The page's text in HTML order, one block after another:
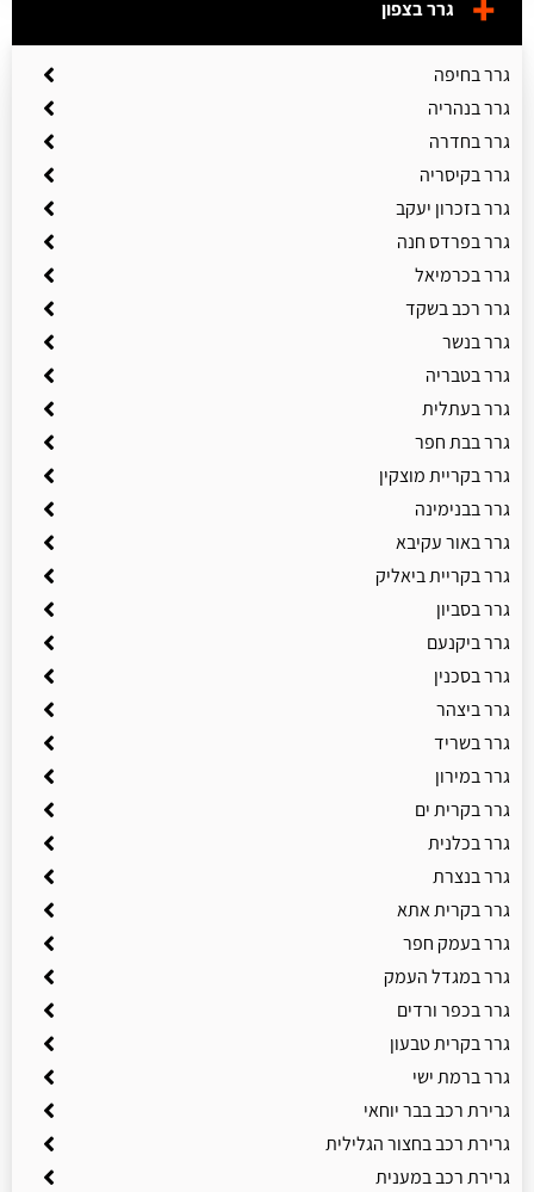
גרר בצפון
גרר בחיפה
גרר בנהריה
גרר בחדרה
גרר בקיסריה
גרר בזכרון יעקב
גרר בפרדס חנה
גרר בכרמיאל
גרר רכב בשקד
גרר בנשר
גרר בטבריה
גרר בעתלית
גרר בבת חפר
גרר בקריית מוצקין
גרר בבנימינה
גרר באור עקיבא
גרר בקריית ביאליק
גרר בסביון
גרר ביקנעם
גרר בסכנין
גרר ביצהר
גרר בשריד
גרר במירון
גרר בקרית ים
גרר בכלנית
גרר בנצרת
גרר בקרית אתא
גרר בעמק חפר
גרר במגדל העמק
גרר בכפר ורדים
גרר בקרית טבעון
גרר ברמת ישי
גרירת רכב בבר יוחאי
גרירת רכב בחצור הגלילית
גרירת רכב במענית